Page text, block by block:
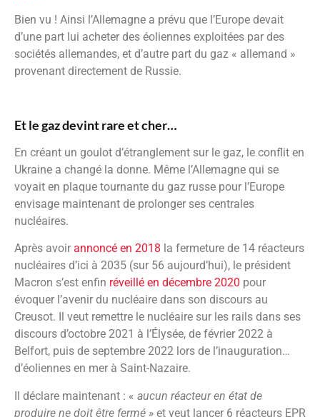
Bien vu ! Ainsi l’Allemagne a prévu que l’Europe devait
d’une part lui acheter des éoliennes exploitées par des
sociétés allemandes, et d’autre part du gaz « allemand »
provenant directement de Russie.
Et le gaz devint rare et cher…
En créant un goulot d’étranglement sur le gaz, le conflit en
Ukraine a changé la donne. Même l’Allemagne qui se
voyait en plaque tournante du gaz russe pour l’Europe
envisage maintenant de prolonger ses centrales
nucléaires.
Après avoir annoncé en 2018 la fermeture de 14 réacteurs
nucléaires d’ici à 2035 (sur 56 aujourd’hui), le président
Macron s’est enfin réveillé en décembre 2020 pour
évoquer l’avenir du nucléaire dans son discours au
Creusot. Il veut remettre le nucléaire sur les rails dans ses
discours d’octobre 2021 à l’Élysée, de février 2022 à
Belfort, puis de septembre 2022 lors de l’inauguration…
d’éoliennes en mer à Saint-Nazaire.
Il déclare maintenant : « aucun réacteur en état de
produire ne doit être fermé » et veut lancer 6 réacteurs EPR